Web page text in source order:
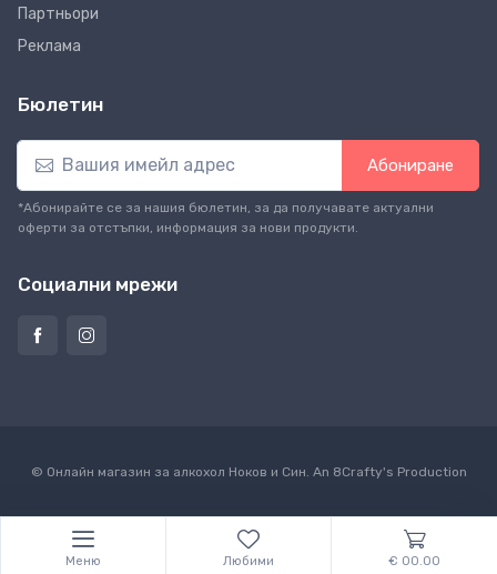
Партньори
Реклама
Бюлетин
Абониране
*Абонирайте се за нашия бюлетин, за да получавате актуални
оферти за отстъпки, информация за нови продукти.
Социални мрежи
© Онлайн магазин за алкохол Ноков и Син. An 8Crafty's Production
Меню Любими € 00.00